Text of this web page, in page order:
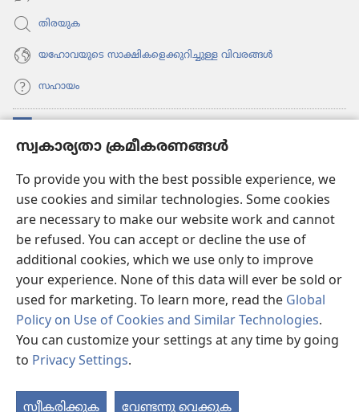
സ്വകാര്യതാ ക്രമീകരണങ്ങൾ
To provide you with the best possible experience, we
use cookies and similar technologies. Some cookies
are necessary to make our website work and cannot
be refused. You can accept or decline the use of
additional cookies, which we use only to improve
your experience. None of this data will ever be sold or
used for marketing. To learn more, read the Global
Policy on Use of Cookies and Similar Technologies.
You can customize your settings at any time by going
to Privacy Settings.
സ്വീകരിക്കുക വേണ്ടന്നു വെക്കുക
തിരയുക
യഹോവയുടെ സാക്ഷികളെക്കുറിച്ചുള്ള വിവരങ്ങൾ
സഹായം
പേജ്
വാച്ച്ടവര്‍ ഓണ്‍ലൈന്‍ ലൈബ്രറി
(പുതിയ
പേജ്
തുറക്കുക)JW ഹബ്ബ്
(പുതിയ
പേജ്
തുറക്കുക)JW ലൈ​ബ്ര​റി
വാച്ച്‌ടവർ ലൈ​ബ്രറി
ഉപയോഗിക്കുന്നതിനുള്ള വ്യവസ്ഥകള്‍|സ്വകാര്യതാ നയം